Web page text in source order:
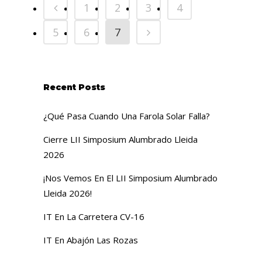
1 2 3
4
5
6 7
Recent Posts
¿Qué Pasa Cuando Una Farola Solar Falla?
Cierre LII Simposium Alumbrado Lleida
2026
¡Nos Vemos En El LII Simposium Alumbrado
Lleida 2026!
IT En La Carretera CV-16
IT En Abajón Las Rozas